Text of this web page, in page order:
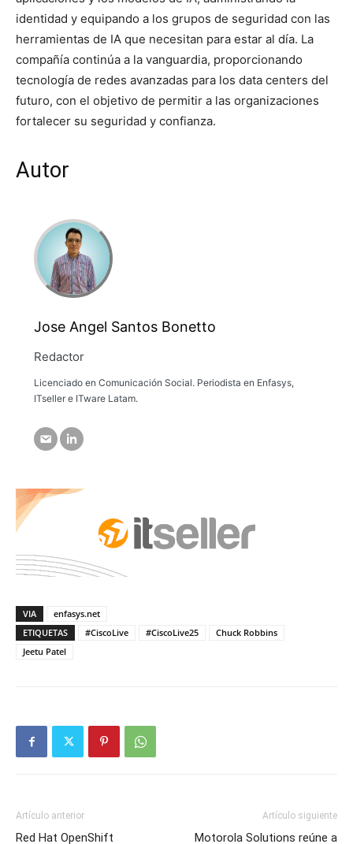
identidad y equipando a los grupos de seguridad con las
herramientas de IA que necesitan para estar al día. La
compañía continúa a la vanguardia, proporcionando
tecnología de redes avanzadas para los data centers del
futuro, con el objetivo de permitir a las organizaciones
fortalecer su seguridad y confianza.
Autor
Jose Angel Santos Bonetto
Redactor
Licenciado en Comunicación Social. Periodista en Enfasys,
ITseller e ITware Latam.
VIA
enfasys.net
ETIQUETAS
#CiscoLive #CiscoLive25
Chuck Robbins
Jeetu Patel
Artículo anterior
Red Hat OpenShift
Artículo siguiente
Motorola Solutions reúne a